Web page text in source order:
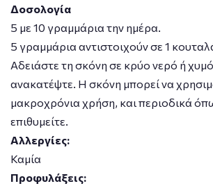
Δοσολογία
5 με 10 γραμμάρια την ημέρα.
5 γραμμάρια αντιστοιχούν σε 1
Αδειάστε τη σκόνη σε κρύο νερό ή
ανακατέψτε. Η σκόνη μπορεί να
μακροχρόνια χρήση, και περιοδικά
επιθυμείτε.
Αλλεργίες:
Καμία
Προφυλάξεις: